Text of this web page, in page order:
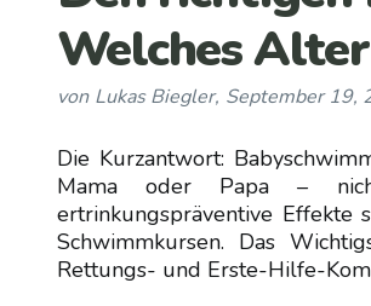
Welches
von Lukas Biegler, September 19,
Die Kurzantwort:
Mama oder Papa –
ertrinkungspräventive Effekte
Schwimmkursen. Das
Rettungs- und Erste-Hilfe-